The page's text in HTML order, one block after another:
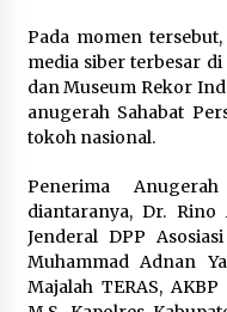
Wali
19
5
Pada momen
media siber terbesar
dan Museum Rekor
anugerah Sahabat
tokoh nasional.
Penerima
diantaranya, Dr. Rino
Jenderal DPP
Muhammad Adnan
Majalah TERAS,